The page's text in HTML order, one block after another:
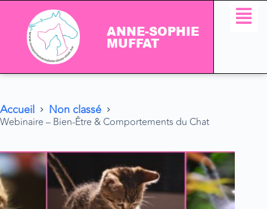
ANNE-SOPHIE
MUFFAT
Accueil Non classé
Webinaire – Bien-Être & Comportements du Chat